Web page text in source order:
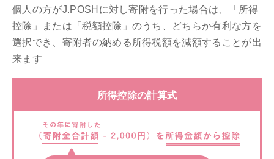
個人の方がJ.POSHに対し寄附を行った場合は、「所得
控除」または「税額控除」のうち、どちらか有利な方を
選択でき、寄附者の納める所得税額を減額することが出
来ます
所得控除の計算式